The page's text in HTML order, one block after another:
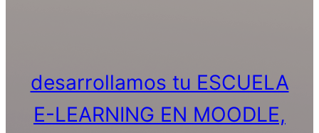
desarrollamos tu ESCUELA
E-LEARNING EN MOODLE,